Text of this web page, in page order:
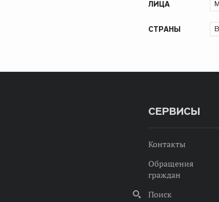
ЛИЦА
СТРАНЫ
СЕРВИСЫ
Контакты
Обращения
граждан
Поиск